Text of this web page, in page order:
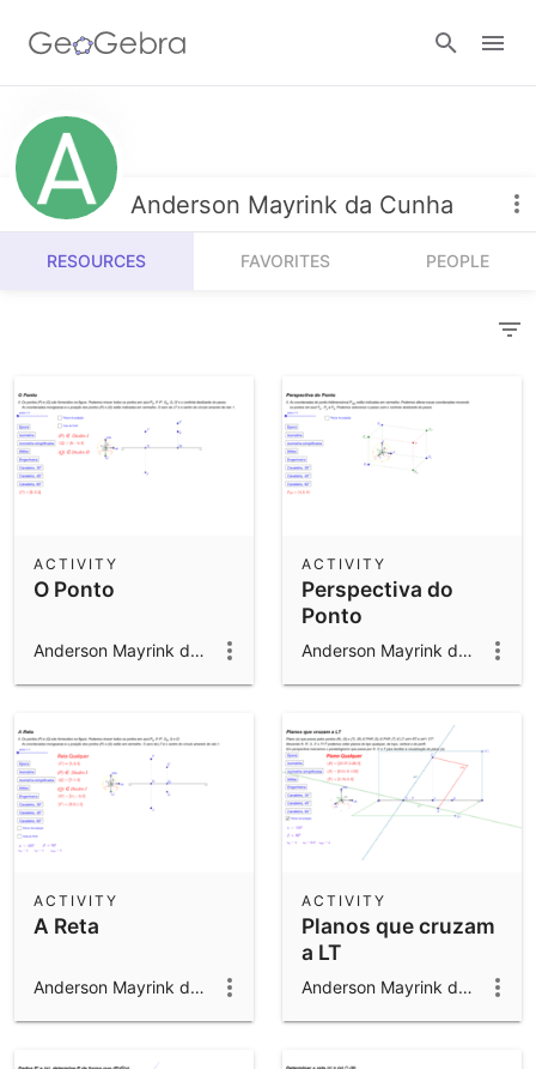
Resources
Number Sense
Algebra
Operations
Community Resources
Calculators
Geometry
3D Calculator
App Downloads
Anderson Mayrink da Cunha
RESOURCES FAVORITES PEOPLE
O Ponto
ACTIVITY
Anderson Mayrink da Cunha
Perspectiva do
Ponto
ACTIVITY
Anderson Mayrink da Cunha
A Reta
ACTIVITY
Anderson Mayrink da Cunha
Planos que cruzam
a LT
ACTIVITY
Anderson Mayrink da Cunha